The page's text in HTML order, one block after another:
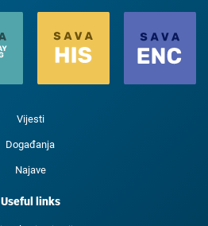
Vijesti
Događanja
Najave
Useful links